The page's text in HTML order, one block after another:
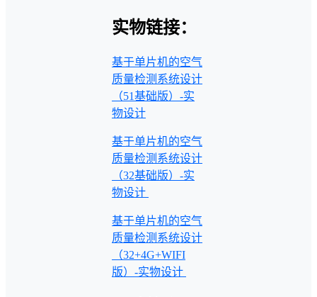
实物链接：
基于单片机的空气
质量检测系统设计
（51基础版）-实
物设计
基于单片机的空气
质量检测系统设计
（32基础版）-实
物设计
基于单片机的空气
质量检测系统设计
（32+4G+WIFI
版）-实物设计